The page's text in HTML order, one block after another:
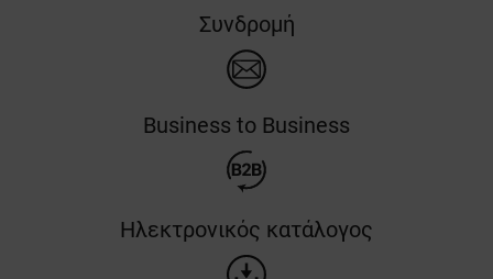
Συνδρομή
Business to Business
Ηλεκτρονικός κατάλογος